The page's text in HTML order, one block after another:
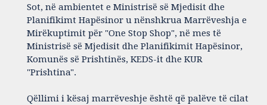
Sot, në ambientet e Ministrisë së Mjedisit dhe
Planifikimt Hapësinor u nënshkrua Marrëveshja e
Mirëkuptimit për "One Stop Shop", në mes të
Ministrisë së Mjedisit dhe Planifikimit Hapësinor,
Komunës së Prishtinës, KEDS-it dhe KUR
"Prishtina".
Qëllimi i kësaj marrëveshje është që palëve të cilat